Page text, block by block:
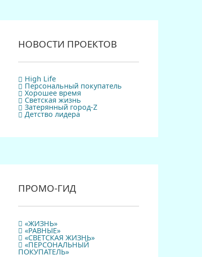
НОВОСТИ ПРОЕКТОВ
High Life
Персональный покупатель
Хорошее время
Светская жизнь
Затерянный город-Z
Детство лидера
ПРОМО-ГИД
«ЖИЗНЬ»
«РАВНЫЕ»
«СВЕТСКАЯ ЖИЗНЬ»
«ПЕРСОНАЛЬНЫЙ
ПОКУПАТЕЛЬ»